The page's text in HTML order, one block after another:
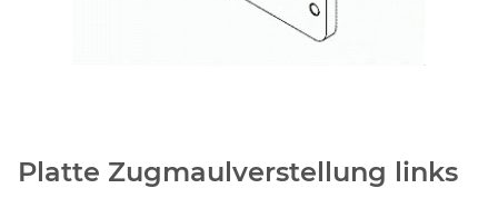
Platte Zugmaulverstellung links